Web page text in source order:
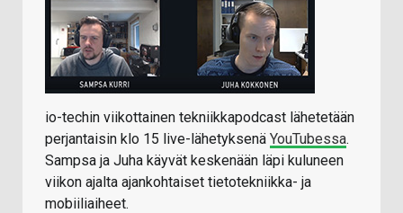
io-techin viikottainen tekniikkapodcast lähetetään
perjantaisin klo 15 live-lähetyksenä YouTubessa.
Sampsa ja Juha käyvät keskenään läpi kuluneen
viikon ajalta ajankohtaiset tietotekniikka- ja
mobiiliaiheet.